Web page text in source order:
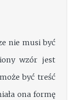
nie musi być
wzór jest
być treść
ona formę